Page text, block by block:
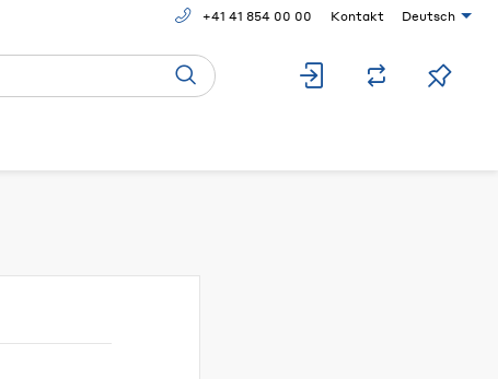
+41 41 854 00 00 Kontakt Deutsch